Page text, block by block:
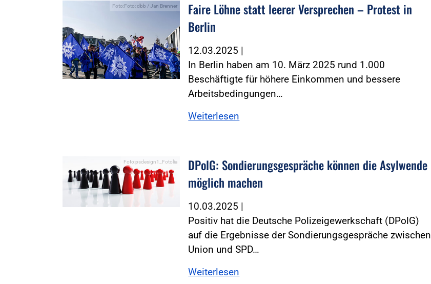
Foto:Foto: dbb / Jan Brenner
Faire Löhne statt leerer Versprechen – Protest in
Berlin
12.03.2025 |
In Berlin haben am 10. März 2025 rund 1.000
Beschäftigte für höhere Einkommen und bessere
Arbeitsbedingungen…
Weiterlesen
Foto:psdesign1_Fotolia
DPolG: Sondierungsgespräche können die Asylwende
möglich machen
10.03.2025 |
Positiv hat die Deutsche Polizeigewerkschaft (DPolG)
auf die Ergebnisse der Sondierungsgespräche zwischen
Union und SPD…
Weiterlesen